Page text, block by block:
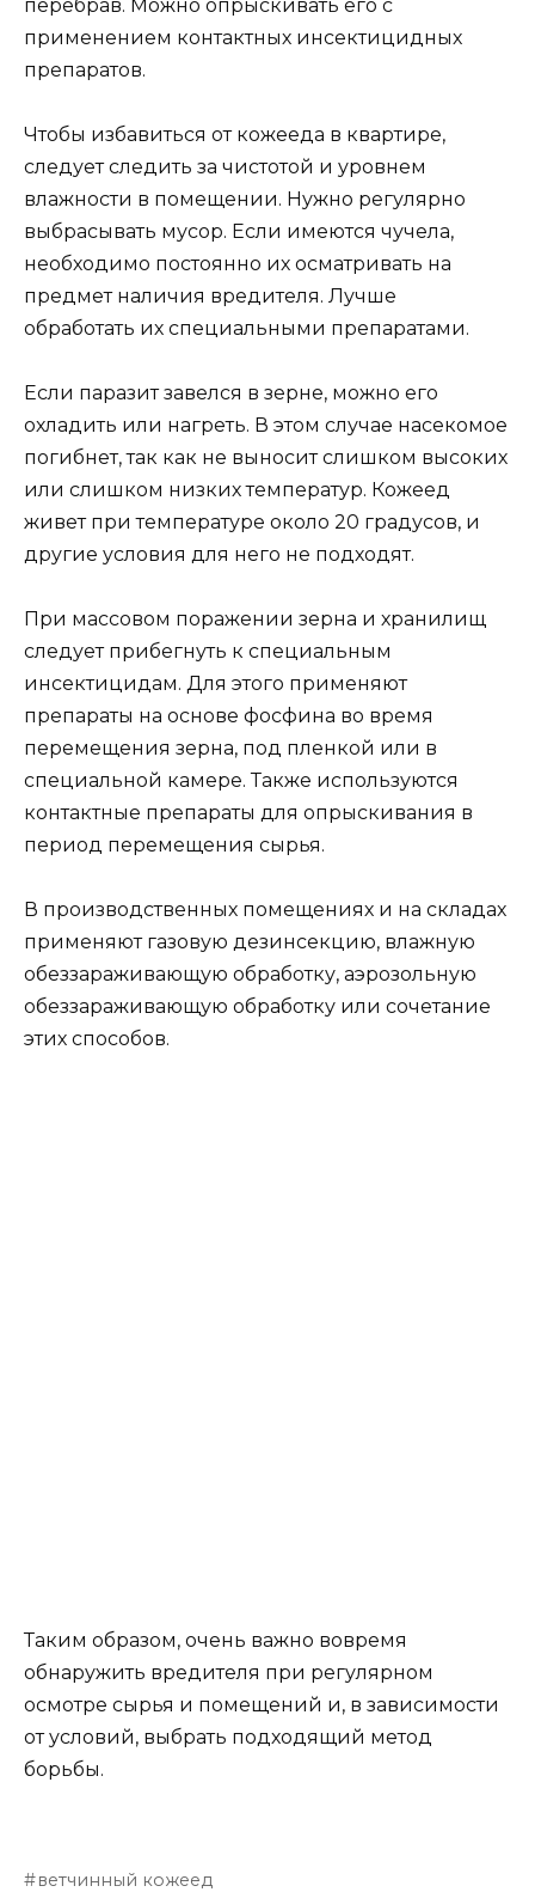
перебрав. Можно опрыскивать его с
применением контактных инсектицидных
препаратов.
Чтобы избавиться от кожееда в квартире,
следует следить за чистотой и уровнем
влажности в помещении. Нужно регулярно
выбрасывать мусор. Если имеются чучела,
необходимо постоянно их осматривать на
предмет наличия вредителя. Лучше
обработать их специальными препаратами.
Если паразит завелся в зерне, можно его
охладить или нагреть. В этом случае насекомое
погибнет, так как не выносит слишком высоких
или слишком низких температур. Кожеед
живет при температуре около 20 градусов, и
другие условия для него не подходят.
При массовом поражении зерна и хранилищ
следует прибегнуть к специальным
инсектицидам. Для этого применяют
препараты на основе фосфина во время
перемещения зерна, под пленкой или в
специальной камере. Также используются
контактные препараты для опрыскивания в
период перемещения сырья.
В производственных помещениях и на складах
применяют газовую дезинсекцию, влажную
обеззараживающую обработку, аэрозольную
обеззараживающую обработку или сочетание
этих способов.
Таким образом, очень важно вовремя
обнаружить вредителя при регулярном
осмотре сырья и помещений и, в зависимости
от условий, выбрать подходящий метод
борьбы.
ветчинный кожеед